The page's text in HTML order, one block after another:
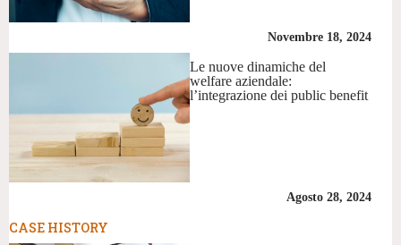
Novembre 18, 2024
Le nuove dinamiche del
welfare aziendale:
l’integrazione dei public benefit
Agosto 28, 2024
CASE HISTORY